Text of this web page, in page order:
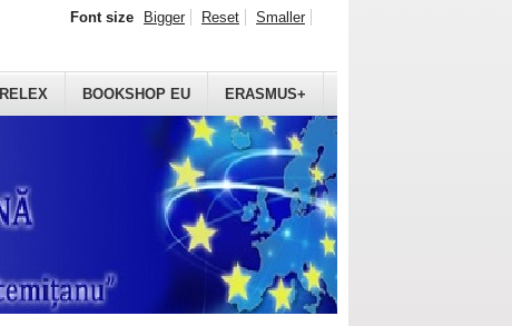
BOOKSHOP EU ERASMUS+
Font size Bigger Reset Smaller